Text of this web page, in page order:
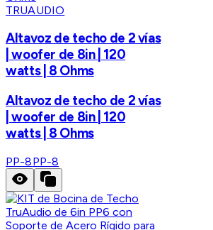
TRUAUDIO
Altavoz de techo de 2 vías
| woofer de 8in | 120
watts | 8 Ohms
Altavoz de techo de 2 vías
| woofer de 8in | 120
watts | 8 Ohms
PP-8PP-8